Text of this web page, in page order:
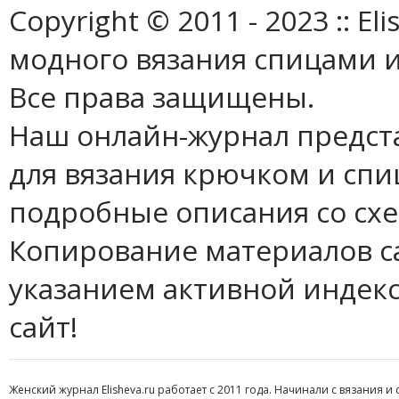
Copyright © 2011 - 2023 ::
модного вязания спицами
Все права защищены.
Наш онлайн-журнал
для вязания крючком и
подробные описания со
Копирование материалов
указанием активной
сайт!
Женский журнал Elisheva.ru работает с 2011 года. Начинали с вязания